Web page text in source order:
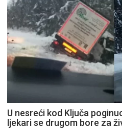
U nesreći kod Ključa
ljekari se drugom bore za